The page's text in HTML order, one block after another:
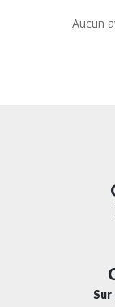
Aucun
Sur